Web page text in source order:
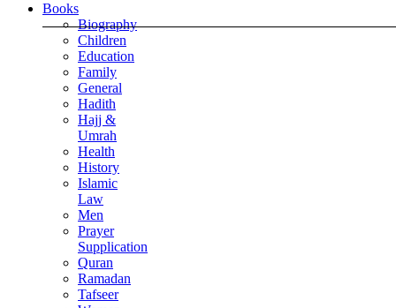
Books
Biography
Children
Education
Family
General
Hadith
Hajj &
Umrah
Health
History
Islamic
Law
Men
Prayer
Supplication
Quran
Ramadan
Tafseer